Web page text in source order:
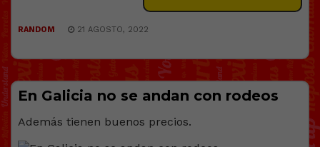
RANDOM 21 AGOSTO, 2022
En Galicia no se andan con rodeos
Además tienen buenos precios.